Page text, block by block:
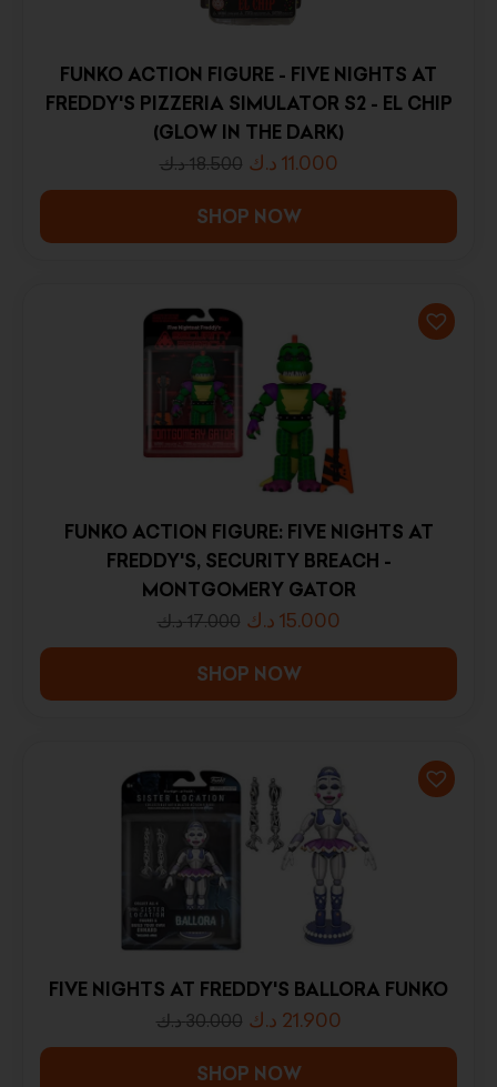
FUNKO ACTION FIGURE - FIVE NIGHTS AT
FREDDY'S PIZZERIA SIMULATOR S2 - EL CHIP
(GLOW IN THE DARK)
18.500 د.ك 11.000 د.ك
SHOP NOW
FUNKO ACTION FIGURE: FIVE NIGHTS AT
FREDDY'S, SECURITY BREACH -
MONTGOMERY GATOR
17.000 د.ك 15.000 د.ك
SHOP NOW
FIVE NIGHTS AT FREDDY'S BALLORA FUNKO
30.000 د.ك 21.900 د.ك
SHOP NOW